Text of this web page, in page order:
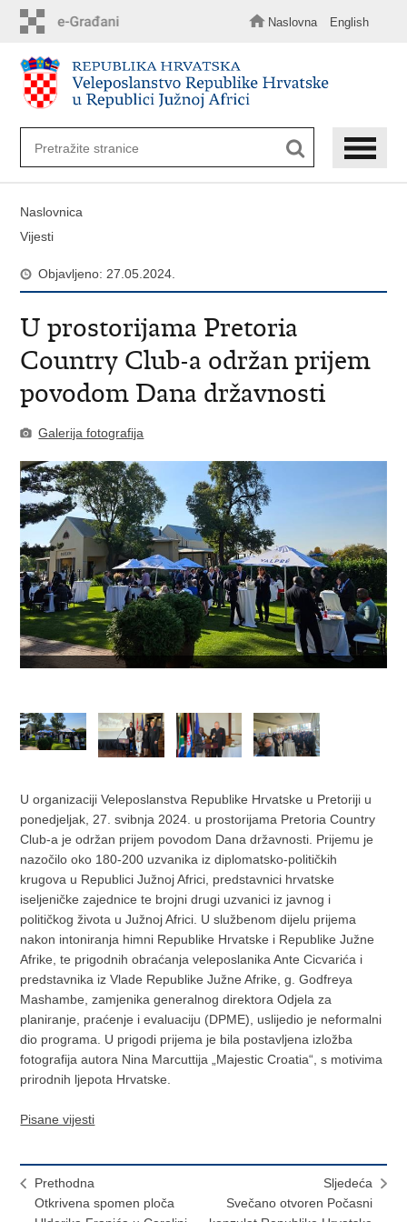
sadržaj
Naslovna English
Naslovnica
Vijesti
Objavljeno: 27.05.2024.
U prostorijama Pretoria
Country Club-a održan prijem
povodom Dana državnosti
Galerija fotografija
U organizaciji Veleposlanstva Republike Hrvatske u Pretoriji u
ponedjeljak, 27. svibnja 2024. u prostorijama Pretoria Country
Club-a je održan prijem povodom Dana državnosti. Prijemu je
nazočilo oko 180-200 uzvanika iz diplomatsko-političkih
krugova u Republici Južnoj Africi, predstavnici hrvatske
iseljeničke zajednice te brojni drugi uzvanici iz javnog i
političkog života u Južnoj Africi. U službenom dijelu prijema
nakon intoniranja himni Republike Hrvatske i Republike Južne
Afrike, te prigodnih obraćanja veleposlanika Ante Cicvarića i
predstavnika iz Vlade Republike Južne Afrike, g. Godfreya
Mashambe, zamjenika generalnog direktora Odjela za
planiranje, praćenje i evaluaciju (DPME), uslijedio je neformalni
dio programa. U prigodi prijema je bila postavljena izložba
fotografija autora Nina Marcuttija „Majestic Croatia“, s motivima
prirodnih ljepota Hrvatske.
Pisane vijesti
Prethodna
Otkrivena spomen ploča
Sljedeća
Svečano otvoren Počasni